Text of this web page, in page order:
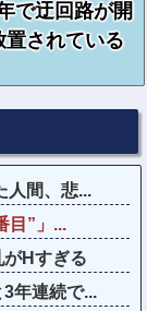
で迂回路が開
置されている
人間、悲...
目”」...
がHすぎる
年連続で...